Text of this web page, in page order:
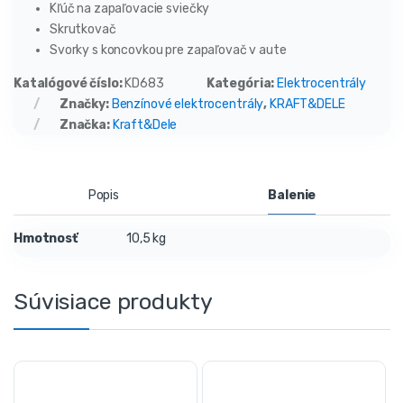
Kľúč na zapaľovacie sviečky
Skrutkovač
Svorky s koncovkou pre zapaľovač v aute
Katalógové číslo: KD683 Kategória: Elektrocentrály
Značky: Benzínové elektrocentrály, KRAFT&DELE
Značka: Kraft&Dele
Popis Balenie
Hmotnosť 10,5 kg
Súvisiace produkty